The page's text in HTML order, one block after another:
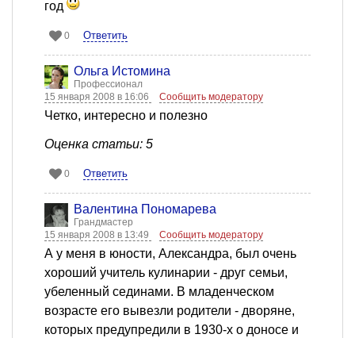
год
0 Ответить
Ольга Истомина
Профессионал
15 января 2008 в 16:06
Сообщить модератору
Четко, интересно и полезно
Оценка статьи: 5
0 Ответить
Валентина Пономарева
Грандмастер
15 января 2008 в 13:49
Сообщить модератору
А у меня в юности, Александра, был очень
хороший учитель кулинарии - друг семьи,
убеленный сединами. В младенческом
возрасте его вывезли родители - дворяне,
которых предупредили в 1930-х о доносе и